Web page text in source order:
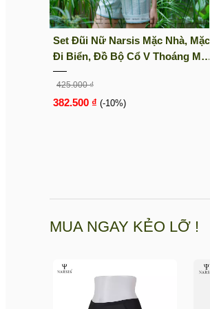
Set Đũi Nữ Narsis Mặc Nhà, Mặc
Đi Biển, Đồ Bộ Cổ V Thoáng Mát,
Lịch Sự Form Rộng Kèm Quần
Short M25024
425.000 ₫
382.500 ₫ (-10%)
MUA NGAY KẺO LỠ !